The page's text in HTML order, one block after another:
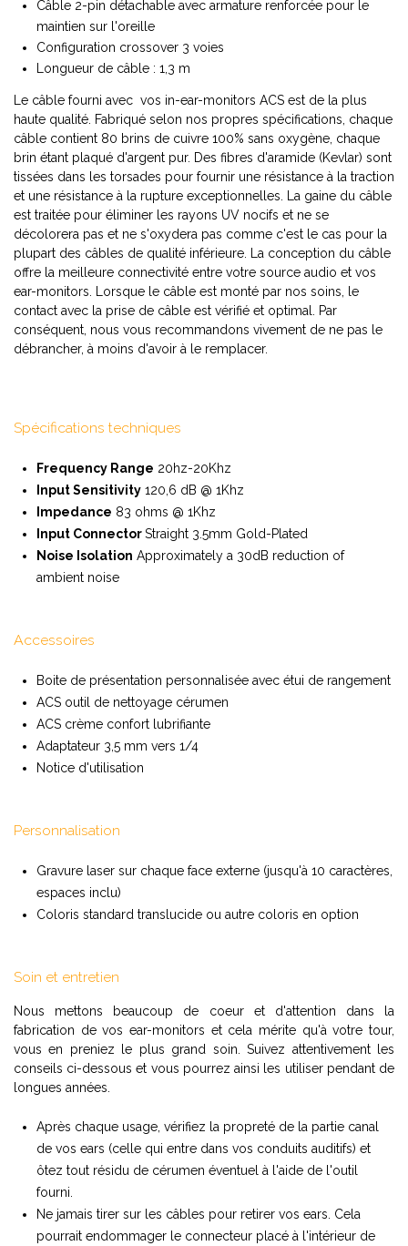
Câble 2-pin détachable avec armature renforcée pour le
maintien sur l'oreille
Configuration crossover 3 voies
Longueur de câble : 1,3 m
Le câble fourni avec vos in-ear-monitors ACS est de la plus
haute qualité. Fabriqué selon nos propres spécifications, chaque
câble contient 80 brins de cuivre 100% sans oxygène, chaque
brin étant plaqué d'argent pur. Des fibres d'aramide (Kevlar) sont
tissées dans les torsades pour fournir une résistance à la traction
et une résistance à la rupture exceptionnelles. La gaine du câble
est traitée pour éliminer les rayons UV nocifs et ne se
décolorera pas et ne s'oxydera pas comme c'est le cas pour la
plupart des câbles de qualité inférieure. La conception du câble
offre la meilleure connectivité entre votre source audio et vos
ear-monitors. Lorsque le câble est monté par nos soins, le
contact avec la prise de câble est vérifié et optimal. Par
conséquent, nous vous recommandons vivement de ne pas le
débrancher, à moins d'avoir à le remplacer.
Spécifications techniques
Frequency Range 20hz-20Khz
Input Sensitivity 120,6 dB @ 1Khz
Impedance 83 ohms @ 1Khz
Input ConnectorStraight 3.5mm Gold-Plated
Noise Isolation Approximately a 30dB reduction of
ambient noise
Accessoires
Boite de présentation personnalisée avec étui de rangement
ACS outil de nettoyage cérumen
ACS crème confort lubrifiante
Adaptateur 3,5 mm vers 1/4
Notice d'utilisation
Personnalisation
Gravure laser sur chaque face externe (jusqu'à 10 caractères,
espaces inclu)
Coloris standard translucide ou autre coloris en option
Soin et entretien
Nous mettons beaucoup de coeur et d'attention dans la
fabrication de vos ear-monitors et cela mérite qu'à votre tour,
vous en preniez le plus grand soin. Suivez attentivement les
conseils ci-dessous et vous pourrez ainsi les utiliser pendant de
longues années.
Après chaque usage, vérifiez la propreté de la partie canal
de vos ears (celle qui entre dans vos conduits auditifs) et
ôtez tout résidu de cérumen éventuel à l'aide de l'outil
fourni.
Ne jamais tirer sur les câbles pour retirer vos ears. Cela
pourrait endommager le connecteur placé à l'intérieur de